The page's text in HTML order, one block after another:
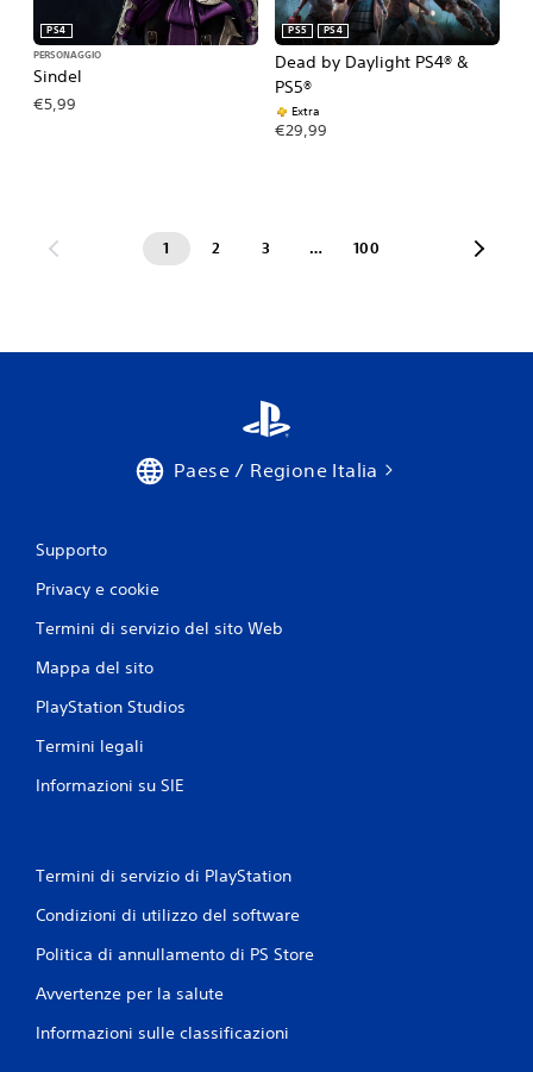
Sindel
PS4
PERSONAGGIO
€5,99
Dead by Daylight PS4® &
PS5®
PS5 PS4
Extra
€29,99
1 2 3 … 100
Paese / Regione Italia
Supporto
Privacy e cookie
Termini di servizio del sito Web
Mappa del sito
PlayStation Studios
Termini legali
Informazioni su SIE
Termini di servizio di PlayStation
Condizioni di utilizzo del software
Politica di annullamento di PS Store
Avvertenze per la salute
Informazioni sulle classificazioni